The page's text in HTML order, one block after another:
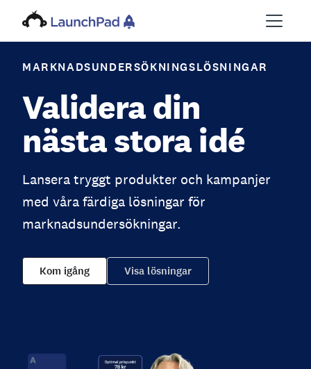
MARKNADSUNDERSÖKNINGSLÖSNINGAR
Validera din
nästa stora idé
Lansera tryggt produkter och kampanjer
med våra färdiga lösningar för
marknadsundersökningar.
Kom igång Visa lösningar